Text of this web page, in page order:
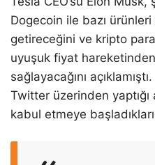
Dogecoin ile bazı ürünleri
getireceğini ve kripto
uyuşuk fiyat
sağlayacağını
Twitter üzerinden yaptığı
kabul etmeye